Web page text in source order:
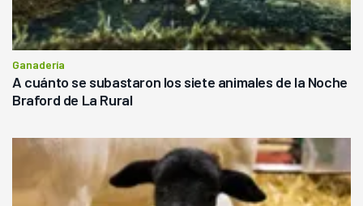
Ganadería
A cuánto se subastaron los siete animales de la Noche
Braford de La Rural